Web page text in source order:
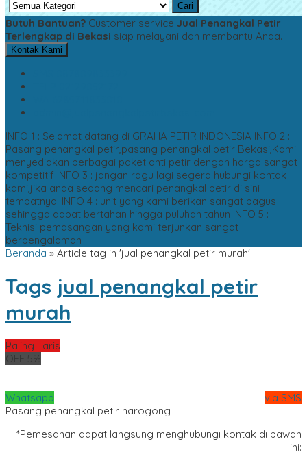
Cari
Butuh Bantuan? Customer service Jual Penangkal Petir
Terlengkap di Bekasi siap melayani dan membantu Anda.
Kontak Kami
INFO 1 : Selamat datang di GRAHA PETIR INDONESIA INFO 2 :
Pasang penangkal petir,pasang penangkal petir Bekasi,Kami
menyediakan berbagai paket anti petir dengan harga sangat
kompetitif INFO 3 : jangan ragu lagi segera hubungi kontak
kami,jika anda sedang mencari penangkal petir di sini
tempatnya. INFO 4 : unit yang kami berikan sangat bagus
sehingga dapat bertahan hingga puluhan tahun INFO 5 :
Teknisi pemasangan yang kami terjunkan sangat
berpengalaman
Beranda » Article tag in 'jual penangkal petir murah'
Tags jual penangkal petir
murah
Paling Laris
OFF 5%
Whatsapp
via SMS
Pasang penangkal petir narogong
*Pemesanan dapat langsung menghubungi kontak di bawah
ini: